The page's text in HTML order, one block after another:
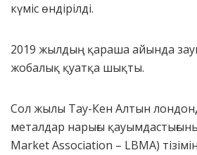
күміс өндірілді.
2019 жылдың қараша айында
жобалық қуатқа шықты.
Сол жылы Тау-Кен Алтын
металдар нарығы
Market Association – LBMA)